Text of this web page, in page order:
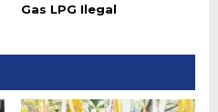
Gas LPG Ilegal